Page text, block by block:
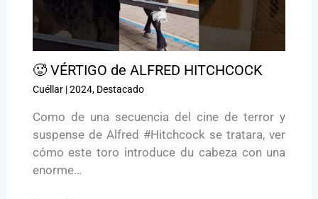
🥵 VÉRTIGO de ALFRED HITCHCOCK
Cuéllar|2024, Destacado
Como de una secuencia del cine de terror y
suspense de Alfred #Hitchcock se tratara, ver
cómo este toro introduce du cabeza con una
enorme…